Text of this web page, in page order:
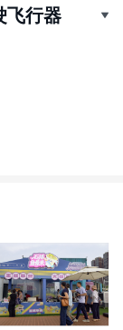
飞行器
外，南昌会场
。它们在载人、
未来城市发展中